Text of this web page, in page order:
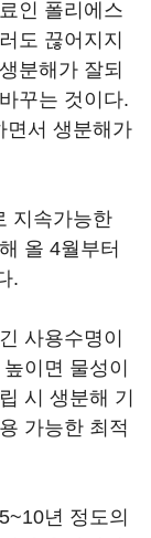
인 폴리에스
도 끊어지지
분해가 잘되
꾸는 것이다.
면서 생분해가
지속가능한
올 4월부터
.
사용수명이
이면 물성이
시 생분해 기
가능한 최적
년 정도의